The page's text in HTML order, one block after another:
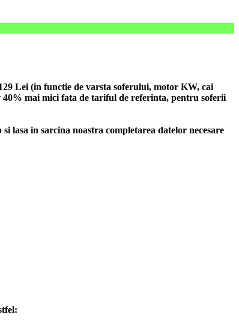
Lei (in functie de varsta soferului, motor KW, cai
mai mici fata de tariful de referinta, pentru soferii
in sarcina noastra completarea datelor necesare